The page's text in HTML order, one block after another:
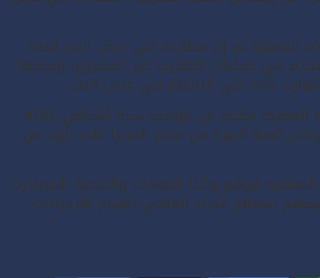
العملية تم إثر مطاردة في عرض البحر لعدة
في عمليات التهريب غير المشروع، ومنعها
كانت في الانتظار في عرض البحر.
العملية مكنت من توقيف ستة أشخاص، ثلاثة
كمية كبيرة من مخدر الشيرا تقدر بأزيد من
المشتبه فيهم وكذا المعدات والشحنة المصادرة،
لمصالح الدرك الملكي للقيام بالإجراءات